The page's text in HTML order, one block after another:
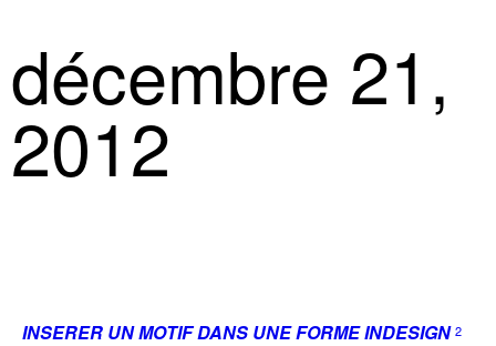
décembre 21,
2012
INSERER UN MOTIF DANS UNE FORME INDESIGN 2